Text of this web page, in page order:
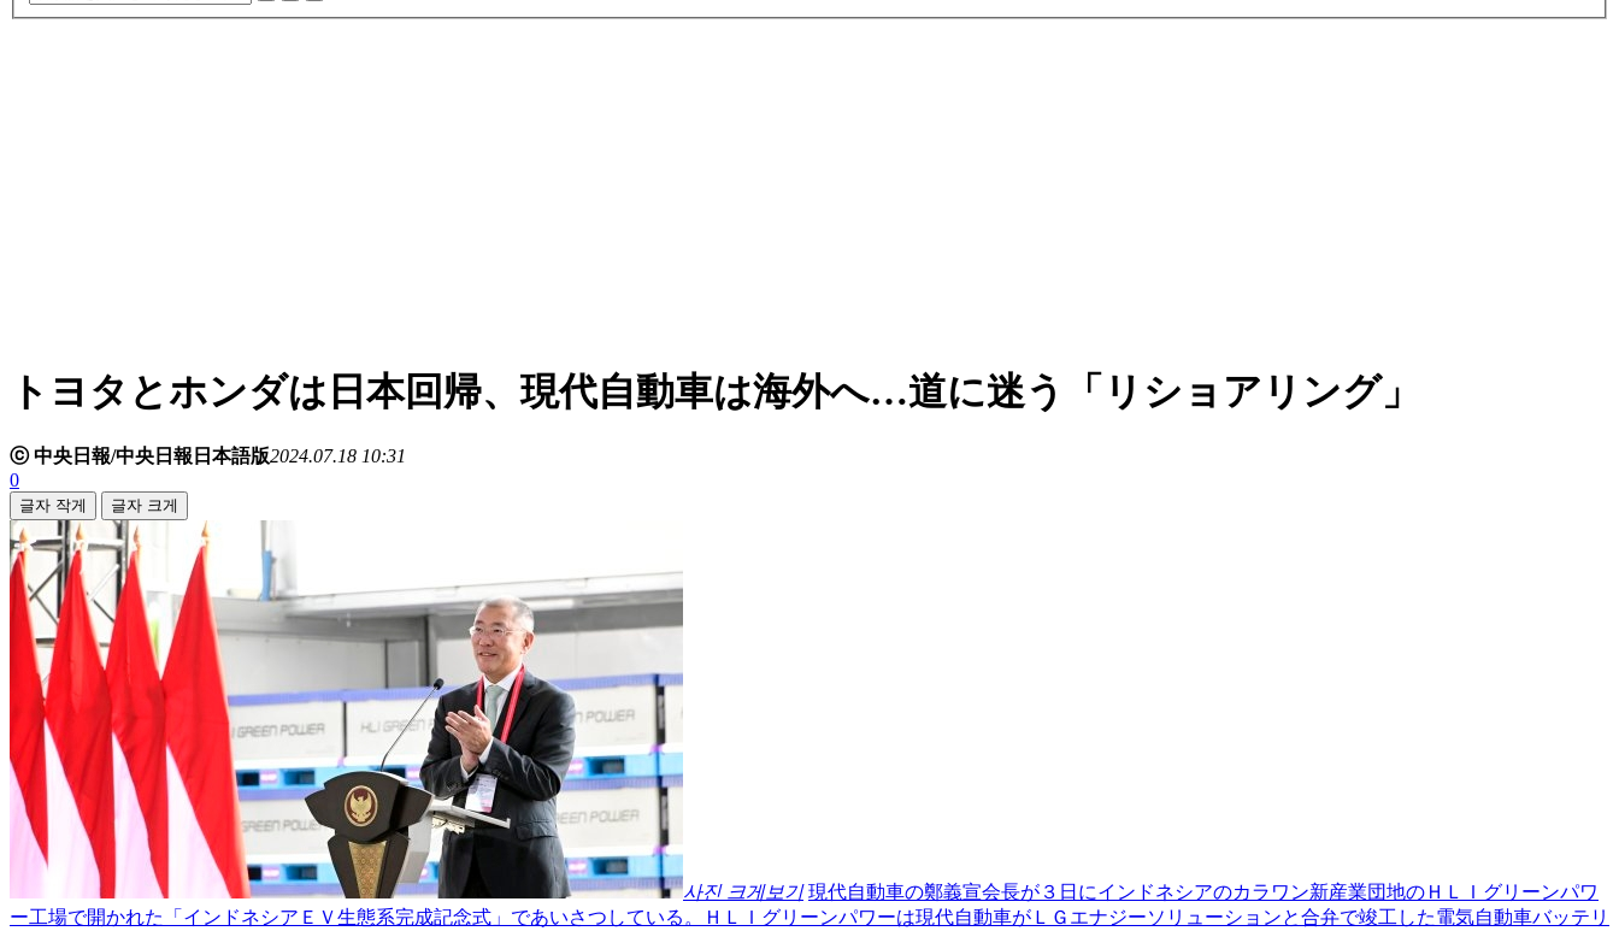
トヨタとホンダは日本回帰、現代自動車は海外へ…道に迷う「リショアリング」
ⓒ 中央日報/中央日報日本語版2024.07.18 10:31
0
글자 작게 글자 크게
사진 크게보기 現代自動車の鄭義宣会長が３日にインドネシアのカラワン新産業団地のＨＬＩグリーンパワ
ー工場で開かれた「インドネシアＥＶ生態系完成記念式」であいさつしている。ＨＬＩグリーンパワーは現代自動車がＬＧエナジーソリューションと合弁で竣工した電気自動車バッテリ